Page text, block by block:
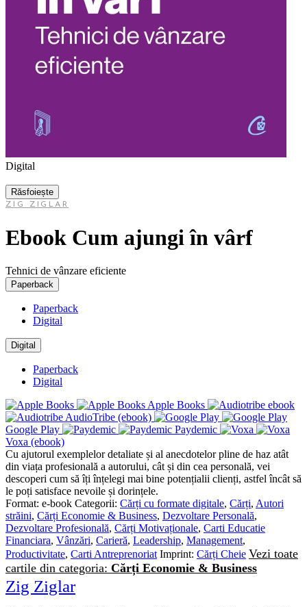
Digital
Răsfoiește
ZIG ZIGLAR
Ebook Cum ajungi în vârf
Tehnici de vânzare eficiente
Paperback
Paperback
Digital
Digital
Paperback
Digital
Apple Books
AudioTribe (ebook)
Google Play
Paydemic
Voxa (ebook)
Cu ajutorul exemplelor detaliate și al anecdotelor pline de haz atât
din viața profesională a autorului, cât și din cea personală, vei
descoperi cum să îți înțelegi mai bine potențialii clienți, astfel încât să
le poți satisface nevoile și dorințele.
Format: e-book Categorii: Cărți cu formate digitale, Cărți, Autori
străini, Cărți Economie & Business, Dezvoltare Personală,
Dezvoltare Profesională, Cărți Motivaționale, Carti Educatie
Financiara, Vânzări, Carieră, Leadership, Management,
Productivitate, Carti Antreprenoriat Imprint: Cărți Cheie Vezi toate
cartile din categoria: Cărți Economie & Business
Zig Ziglar